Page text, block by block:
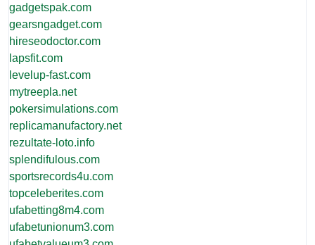
gadgetspak.com
gearsngadget.com
hireseodoctor.com
lapsfit.com
levelup-fast.com
mytreepla.net
pokersimulations.com
replicamanufactory.net
rezultate-loto.info
splendifulous.com
sportsrecords4u.com
topceleberites.com
ufabetting8m4.com
ufabetunionum3.com